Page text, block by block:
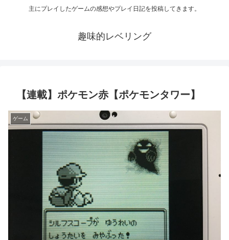
主にプレイしたゲームの感想やプレイ日記を投稿してきます。
趣味的レベリング
【連載】ポケモン赤【ポケモンタワー】
ゲーム